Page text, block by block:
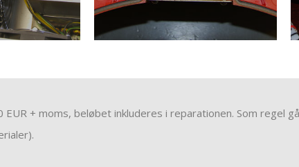
EUR + moms, beløbet inkluderes i reparationen. Som regel